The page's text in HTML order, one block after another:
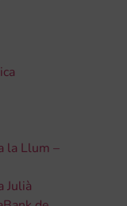
la Llum –
Julià